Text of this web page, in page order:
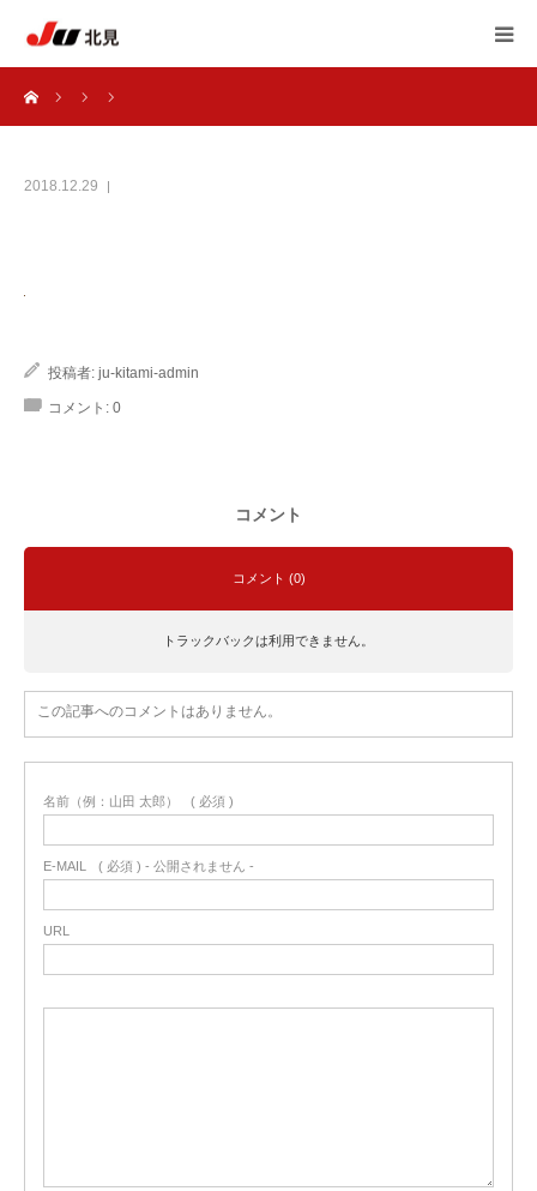
2018.12.29
投稿者: ju-kitami-admin
コメント: 0
コメント
コメント (0)
トラックバックは利用できません。
この記事へのコメントはありません。
名前（例：山田 太郎） ( 必須 )
E-MAIL ( 必須 ) - 公開されません -
URL
HOME
アンケート